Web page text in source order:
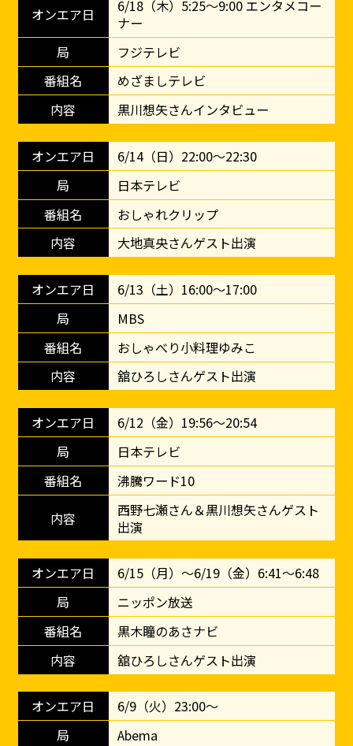
6/18（木）5:25～9:00 エンタメコー
ナー
フジテレビ
めざましテレビ
黒川想矢さんインタビュー
6/14（日）22:00～22:30
日本テレビ
おしゃれクリップ
大地真央さんゲスト出演
6/13（土）16:00～17:00
MBS
おしゃべり小料理ゆみこ
舘ひろしさんゲスト出演
6/12（金）19:56～20:54
日本テレビ
沸騰ワード10
西野七瀬さん＆黒川想矢さんゲスト
出演
6/15（月）～6/19（金）6:41～6:48
ニッポン放送
黒木瞳のあさナビ
舘ひろしさんゲスト出演
6/9（火）23:00～
Abema